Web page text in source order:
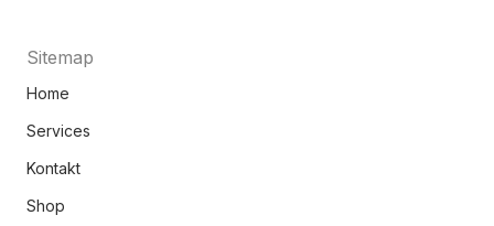
Sitemap
Home
Services
Kontakt
Shop